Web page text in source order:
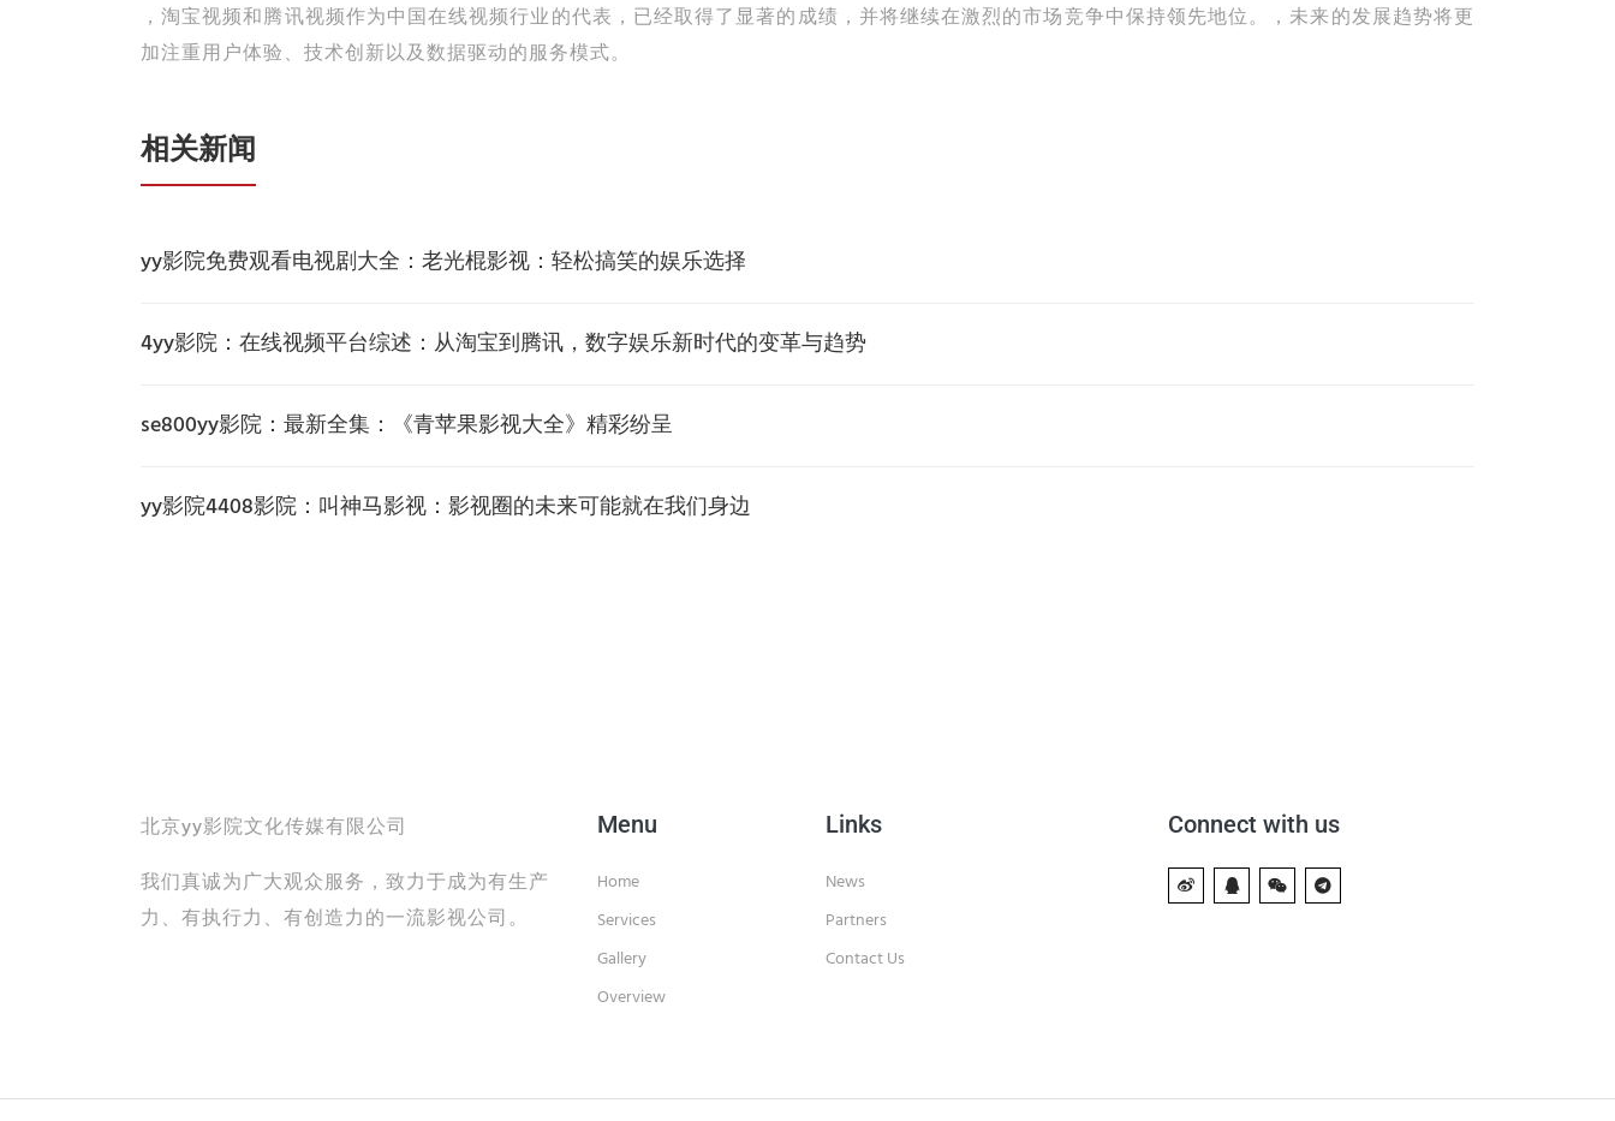
，淘宝视频和腾讯视频作为中国在线视频行业的代表，已经取得了显著的成绩，并将继续在激烈的市场竞争中保持领先地位。，未来的发展趋势将更
加注重用户体验、技术创新以及数据驱动的服务模式。
相关新闻
yy影院免费观看电视剧大全：老光棍影视：轻松搞笑的娱乐选择
4yy影院：在线视频平台综述：从淘宝到腾讯，数字娱乐新时代的变革与趋势
se800yy影院：最新全集：《青苹果影视大全》精彩纷呈
yy影院4408影院：叫神马影视：影视圈的未来可能就在我们身边
北京yy影院文化传媒有限公司
我们真诚为广大观众服务，致力于成为有生产
力、有执行力、有创造力的一流影视公司。
Menu
Home
Services
Gallery
Overview
Links
News
Partners
Contact Us
Connect with us